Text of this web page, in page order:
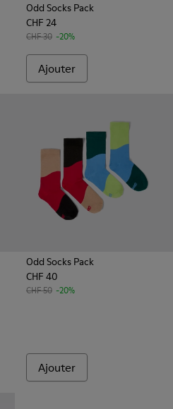
Odd Socks Pack
CHF 24
CHF 30 -20%
Ajouter
004 - Lot de deux paires de
003 - Lot de deux paires
- KA00043-002 - Multicolor
Odd Socks Pack
CHF 40
CHF 50 -20%
Ajouter